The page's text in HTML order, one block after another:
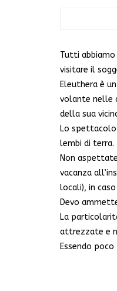
Tutti abbiamo
visitare il
Eleuthera è
volante nelle
della sua
Lo
lembi di terra.
Non
vacanza
locali), in
Devo
La
attrezzate e
Essendo